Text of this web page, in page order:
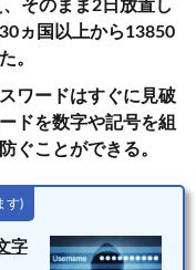
そのまま2日放置し
ヵ国以上から13850
。
ワードはすぐに見破
ドを数字や記号を組
ぐことができる。
す)
字